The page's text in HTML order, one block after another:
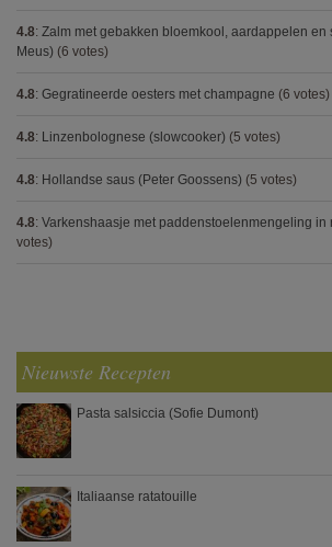
4.8: Zalm met gebakken bloemkool, aardappelen en
Meus) (6 votes)
4.8: Gegratineerde oesters met champagne (6 votes)
4.8: Linzenbolognese (slowcooker) (5 votes)
4.8: Hollandse saus (Peter Goossens) (5 votes)
4.8: Varkenshaasje met paddenstoelenmengeling in
votes)
Nieuwste Recepten
Pasta salsiccia (Sofie Dumont)
Italiaanse ratatouille